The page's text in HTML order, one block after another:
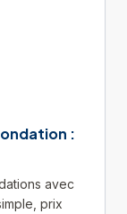
:
avec
prix